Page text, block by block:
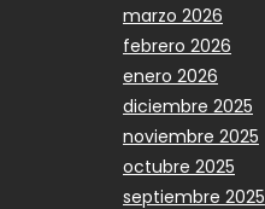
marzo 2026
febrero 2026
enero 2026
diciembre 2025
noviembre 2025
octubre 2025
septiembre 2025